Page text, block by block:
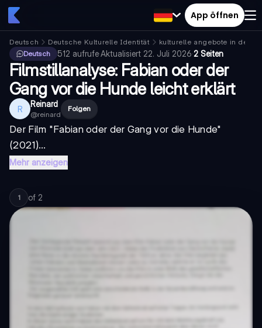
App öffnen
Deutsch Deutsche Kulturelle Identität
kulturelle angebote in
Deutsch
512 aufrufe·Aktualisiert 22. Juli 2026·2 Seiten
Filmstillanalyse: Fabian oder der
Gang vor die Hunde leicht erklärt
R Reinard
@reinard
Folgen
Der Film "Fabian oder der Gang vor die Hunde"
(2021)...
Mehr anzeigen
1 of 2